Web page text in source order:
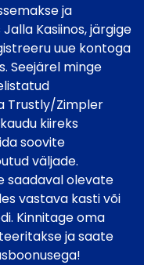
ja
Kasiinos, järgige
uue kontoga
Seejärel minge
Trustly/Zimpler
kiireks
soovite
väljade.
saadaval olevate
vastava kasti või
Kinnitage oma
ja saate